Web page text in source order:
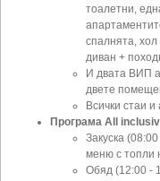
тоалетни,
спалнята, хол
диван +
И двата ВИП
двете
Всички стаи
Програма All
Закуска
меню с топли
Обяд (12:00 -